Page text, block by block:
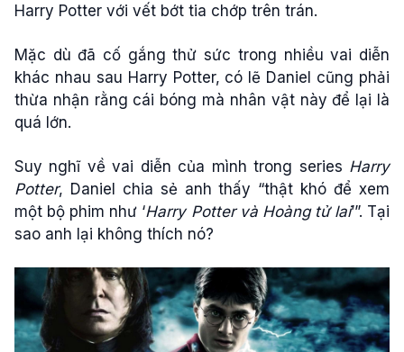
Harry Potter với vết bớt tia chớp trên trán.
Mặc dù đã cố gắng thử sức trong nhiều vai diễn
khác nhau sau Harry Potter, có lẽ Daniel cũng phải
thừa nhận rằng cái bóng mà nhân vật này để lại là
quá lớn.
Suy nghĩ về vai diễn của mình trong series Harry
Potter, Daniel chia sẻ anh thấy “thật khó để xem
một bộ phim như ‘Harry Potter và Hoàng tử lai’”. Tại
sao anh lại không thích nó?